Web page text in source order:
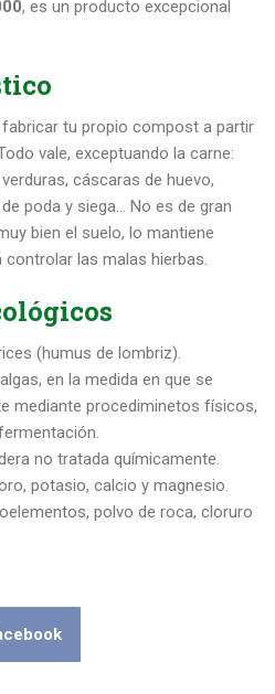
, es un producto excepcional
tu propio compost a partir
vale, exceptuando la carne:
cáscaras de huevo,
poda y siega… No es de gran
bien el suelo, lo mantiene
las malas hierbas.
(humus de lombriz).
en la medida en que se
mediante procediminetos físicos,
no tratada químicamente.
potasio, calcio y magnesio.
polvo de roca, cloruro